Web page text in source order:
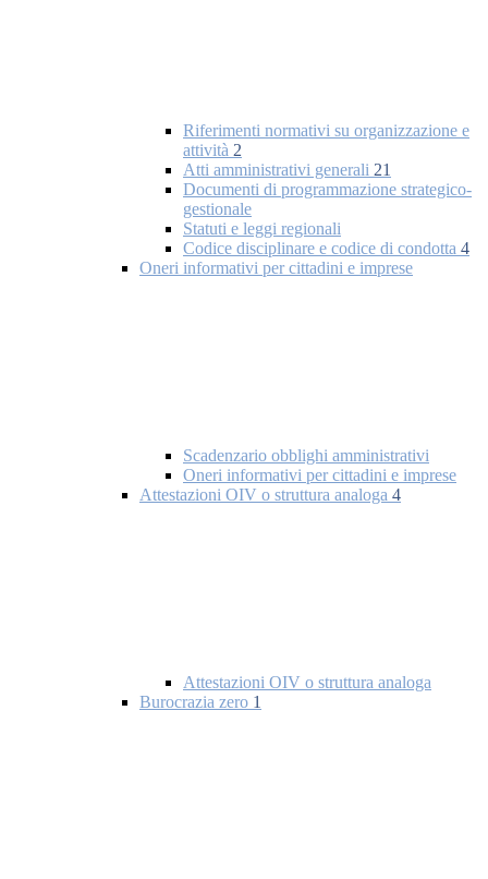
Riferimenti normativi su organizzazione e
attività 2
Atti amministrativi generali 21
Documenti di programmazione strategico-
gestionale
Statuti e leggi regionali
Codice disciplinare e codice di condotta 4
Oneri informativi per cittadini e imprese
Scadenzario obblighi amministrativi
Oneri informativi per cittadini e imprese
Attestazioni OIV o struttura analoga 4
Attestazioni OIV o struttura analoga
Burocrazia zero 1